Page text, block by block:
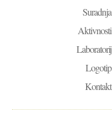
Suradnja
Aktivnosti
Laboratorij
Logotip
Kontakt